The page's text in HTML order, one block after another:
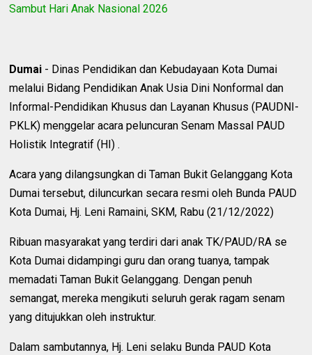
Sambut Hari Anak Nasional 2026
Dumai - Dinas Pendidikan dan Kebudayaan Kota Dumai
melalui Bidang Pendidikan Anak Usia Dini Nonformal dan
Informal-Pendidikan Khusus dan Layanan Khusus (PAUDNI-
PKLK) menggelar acara peluncuran Senam Massal PAUD
Holistik Integratif (HI) .
Acara yang dilangsungkan di Taman Bukit Gelanggang Kota
Dumai tersebut, diluncurkan secara resmi oleh Bunda PAUD
Kota Dumai, Hj. Leni Ramaini, SKM, Rabu (21/12/2022)
Ribuan masyarakat yang terdiri dari anak TK/PAUD/RA se
Kota Dumai didampingi guru dan orang tuanya, tampak
memadati Taman Bukit Gelanggang. Dengan penuh
semangat, mereka mengikuti seluruh gerak ragam senam
yang ditujukkan oleh instruktur.
Dalam sambutannya, Hj. Leni selaku Bunda PAUD Kota